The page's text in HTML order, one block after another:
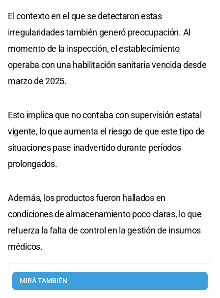
El contexto en el que se detectaron estas
irregularidades también generó preocupación. Al
momento de la inspección, el establecimiento
operaba con una habilitación sanitaria vencida desde
marzo de 2025.
Esto implica que no contaba con supervisión estatal
vigente, lo que aumenta el riesgo de que este tipo de
situaciones pase inadvertido durante períodos
prolongados.
Además, los productos fueron hallados en
condiciones de almacenamiento poco claras, lo que
refuerza la falta de control en la gestión de insumos
médicos.
MIRÁ TAMBIÉN